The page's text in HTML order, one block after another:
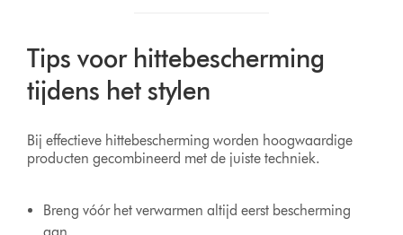
Tips voor hittebescherming
tijdens het stylen
Bij effectieve hittebescherming worden hoogwaardige
producten gecombineerd met de juiste techniek.
Breng vóór het verwarmen altijd eerst bescherming